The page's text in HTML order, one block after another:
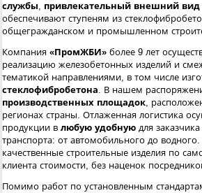
службы, привлекательный внешний вид
обеспечивают ступеням из
общегражданском и промышленном
Компания «ПромЖБИ» более 9 лет
реализацию железобетонных изделий и
тематикой направлениями, в том числе
стеклофибробетона. В нашем
производственных площадок,
регионах страны. Отлаженная логистика
продукции в любую удобную для
транспорта: от автомобильного до
качественные строительные изделия по
клиента стоимости, без наценок
Помимо работ по установленным